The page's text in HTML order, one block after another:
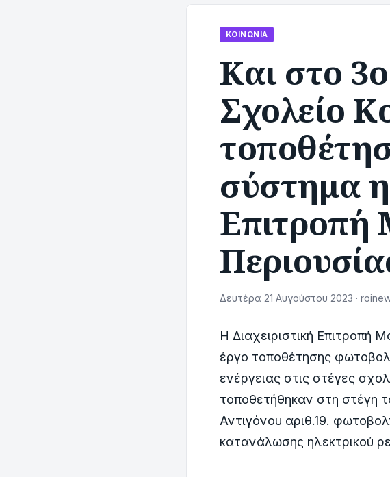
ΚΟΙΝΩΝΊΑ
Και στο
Σχολείο
σύστημα η
Επιτροπή
Δευτέρα 21 Αυγούστου 2023 ·
Η Διαχειριστική Επιτροπή
έργο τοποθέτησης
ενέργειας στις στέγες
τοποθετήθηκαν στη στέγη
Αντιγόνου αριθ.19.
κατανάλωσης ηλεκτρικού